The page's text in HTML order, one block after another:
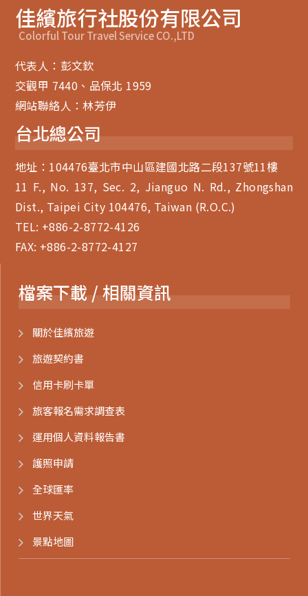
佳繽旅行社股份有限公司
Colorful Tour Travel Service CO.,LTD
代表人：彭文欽
交觀甲 7440、品保北 1959
網站聯絡人：林芳伊
台北總公司
地址：104476臺北市中山區建國北路二段137號11樓
11 F., No. 137, Sec. 2, Jianguo N. Rd., Zhongshan
Dist., Taipei City 104476, Taiwan (R.O.C.)
TEL: +886-2-8772-4126
FAX: +886-2-8772-4127
檔案下載 / 相關資訊
關於佳繽旅遊
旅遊契約書
信用卡刷卡單
旅客報名需求調查表
運用個人資料報告書
護照申請
全球匯率
世界天氣
景點地圖